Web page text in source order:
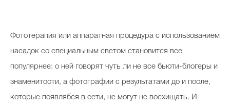
Фототерапия или аппаратная процедура с использованием
насадок со специальным светом становится все
популярнее: о ней говорят чуть ли не все бьюти-блогеры и
знаменитости, а фотографии с результатами до и после,
которые появлябся в сети, не могут не восхищать. И